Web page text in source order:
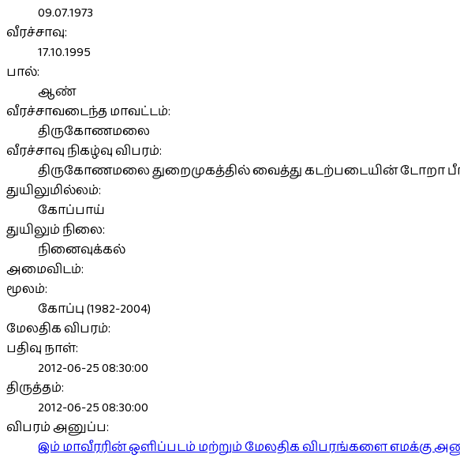
09.07.1973
வீரச்சாவு:
17.10.1995
பால்:
ஆண்
வீரச்சாவடைந்த மாவட்டம்:
திருகோணமலை
வீரச்சாவு நிகழ்வு விபரம்:
திருகோணமலை துறைமுகத்தில் வைத்து கடற்படையின் டோறா
துயிலுமில்லம்:
கோப்பாய்
துயிலும் நிலை:
நினைவுக்கல்
அமைவிடம்:
மூலம்:
கோப்பு (1982-2004)
மேலதிக விபரம்:
பதிவு நாள்:
2012-06-25 08:30:00
திருத்தம்:
2012-06-25 08:30:00
விபரம் அனுப்ப:
இம் மாவீரரின் ஒளிப்படம் மற்றும் மேலதிக விபரங்களை எமக்கு